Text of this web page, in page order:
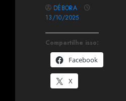
Compartilhe isso:
Facebook
X
DÉBORA
13/10/2025